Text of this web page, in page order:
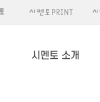
시멘토 소개